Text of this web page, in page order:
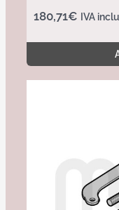
180,71€ IVA